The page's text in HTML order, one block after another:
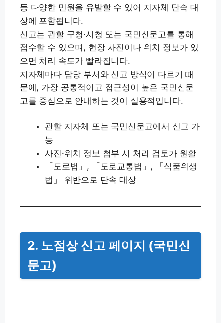
등 다양한 민원을 유발할 수 있어 지자체 단속 대
상에 포함됩니다.
신고는 관할 구청·시청 또는 국민신문고를 통해
접수할 수 있으며, 현장 사진이나 위치 정보가 있
으면 처리 속도가 빨라집니다.
지자체마다 담당 부서와 신고 방식이 다르기 때
문에, 가장 공통적이고 접근성이 높은 국민신문
고를 중심으로 안내하는 것이 실용적입니다.
관할 지자체 또는 국민신문고에서 신고 가
능
사진·위치 정보 첨부 시 처리 검토가 원활
「도로법」, 「도로교통법」, 「식품위생
법」 위반으로 단속 대상
2. 노점상 신고 페이지 (국민신
문고)